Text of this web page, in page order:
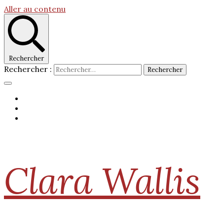
Aller au contenu
Rechercher
Rechercher :
Clara Wallis